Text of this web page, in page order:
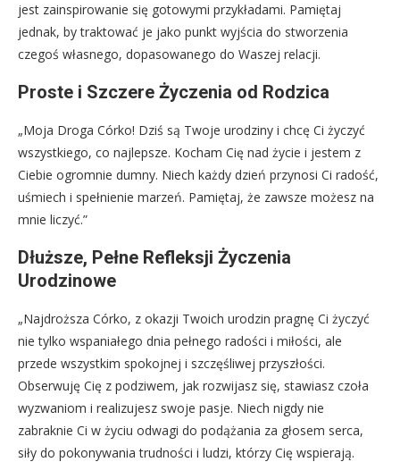
jest zainspirowanie się gotowymi przykładami. Pamiętaj
jednak, by traktować je jako punkt wyjścia do stworzenia
czegoś własnego, dopasowanego do Waszej relacji.
Proste i Szczere Życzenia od Rodzica
„Moja Droga Córko! Dziś są Twoje urodziny i chcę Ci życzyć
wszystkiego, co najlepsze. Kocham Cię nad życie i jestem z
Ciebie ogromnie dumny. Niech każdy dzień przynosi Ci radość,
uśmiech i spełnienie marzeń. Pamiętaj, że zawsze możesz na
mnie liczyć.”
Dłuższe, Pełne Refleksji Życzenia
Urodzinowe
„Najdroższa Córko, z okazji Twoich urodzin pragnę Ci życzyć
nie tylko wspaniałego dnia pełnego radości i miłości, ale
przede wszystkim spokojnej i szczęśliwej przyszłości.
Obserwuję Cię z podziwem, jak rozwijasz się, stawiasz czoła
wyzwaniom i realizujesz swoje pasje. Niech nigdy nie
zabraknie Ci w życiu odwagi do podążania za głosem serca,
siły do pokonywania trudności i ludzi, którzy Cię wspierają.